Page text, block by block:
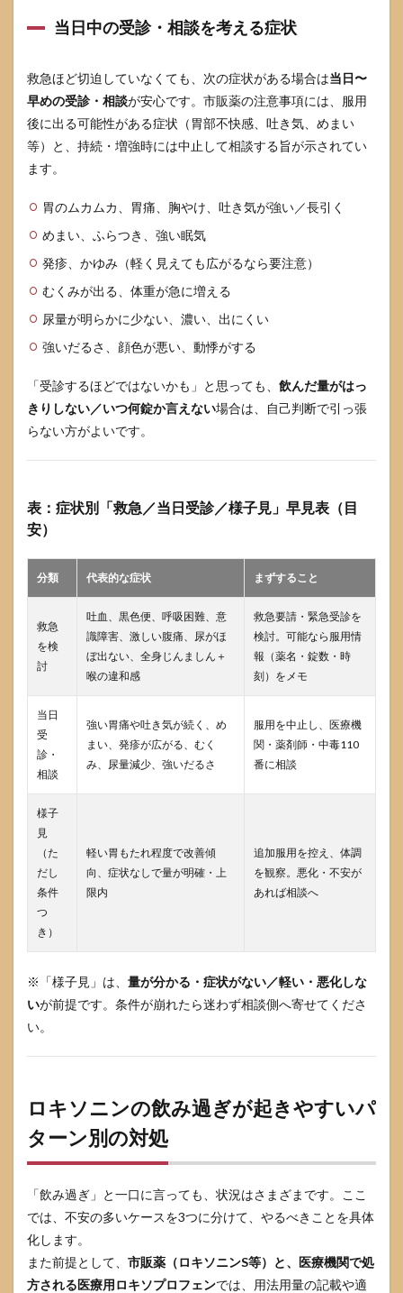
る使
用が
場合
の考
え方
5.2
受診
のコ
ツ
6
ロキ
ンを
安全
に使
うた
再発
防止
チェ
ック
リス
ト
痛み
6.2
ない
の目
参考
情報
源
当日中の受診・相談を考える症状
救急ほど切迫していなくても、次の症状がある場合は当日〜
早めの受診・相談が安心です。市販薬の注意事項には、服用
後に出る可能性がある症状（胃部不快感、吐き気、めまい
等）と、持続・増強時には中止して相談する旨が示されてい
ます。
胃のムカムカ、胃痛、胸やけ、吐き気が強い／長引く
めまい、ふらつき、強い眠気
発疹、かゆみ（軽く見えても広がるなら要注意）
むくみが出る、体重が急に増える
尿量が明らかに少ない、濃い、出にくい
強いだるさ、顔色が悪い、動悸がする
「受診するほどではないかも」と思っても、 飲んだ量がはっ
きりしない／いつ何錠か言えない場合は、自己判断で引っ張
らない方がよいです。
表：症状別「救急／当日受診／様子見」早見表（目
安）
分類 代表的な症状 まずすること
救急
を検
討
吐血、黒色便、呼吸困難、意
識障害、激しい腹痛、尿がほ
ぼ出ない、全身じんましん＋
喉の違和感
救急要請・緊急受診を
検討。可能なら服用情
報（薬名・錠数・時
刻）をメモ
当日
受
診・
相談
強い胃痛や吐き気が続く、め
まい、発疹が広がる、むく
み、尿量減少、強いだるさ
服用を中止し、医療機
関・薬剤師・中毒110
番に相談
様子
見
（た
だし
条件
つ
き）
軽い胃もたれ程度で改善傾
向、症状なしで量が明確・上
限内
追加服用を控え、体調
を観察。悪化・不安が
あれば相談へ
※「様子見」は、 量が分かる・症状がない／軽い・悪化しな
いが前提です。条件が崩れたら迷わず相談側へ寄せてくださ
い。
ロキソニンの飲み過ぎが起きやすいパ
ターン別の対処
「飲み過ぎ」と一口に言っても、状況はさまざまです。ここ
では、不安の多いケースを3つに分けて、やるべきことを具体
化します。
また前提として、 市販薬（ロキソニンS等）と、医療機関で処
方される医療用ロキソプロフェンでは、用法用量の記載や適